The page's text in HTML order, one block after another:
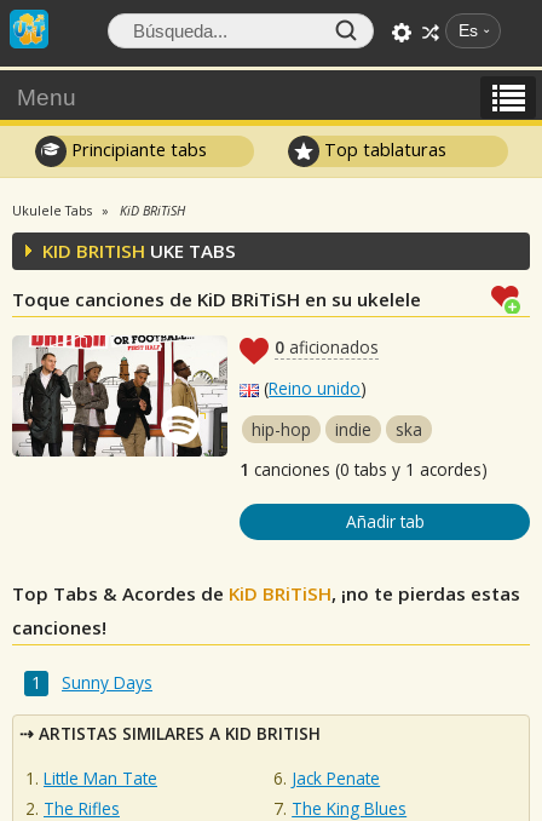
Es
Menu
Principiante tabs Top tablaturas
Ukulele Tabs KiD BRiTiSH
KID BRITISH UKE TABS
Toque canciones de KiD BRiTiSH en su ukelele
0 aficionados
(Reino unido)
hip-hop
indie
ska
1 canciones (0 tabs y 1 acordes)
Añadir tab
Top Tabs & Acordes de KiD BRiTiSH, ¡no te pierdas estas
canciones!
Sunny Days
ARTISTAS SIMILARES A KID BRITISH
Little Man Tate
The Rifles
Jack Penate
The King Blues